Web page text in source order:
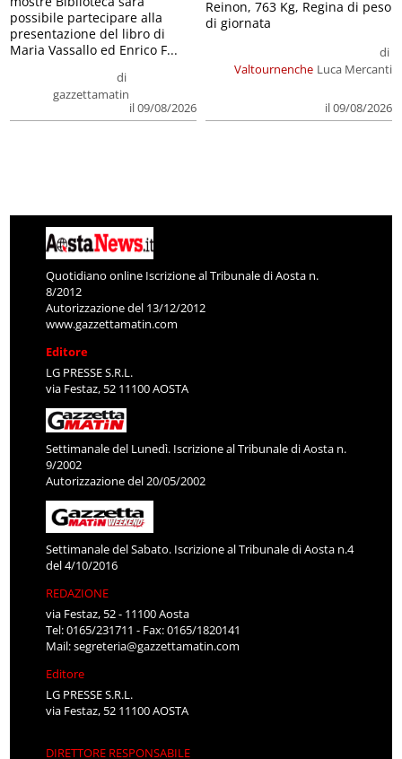
di
gazzettamatin
il 09/08/2026
possibile partecipare alla
presentazione del libro di
Maria Vassallo ed Enrico F...
Valtournenche
di
Luca Mercanti
il 09/08/2026
Reinon, 763 Kg, Regina di peso
di giornata
Quotidiano online Iscrizione al Tribunale di Aosta n.
8/2012
Autorizzazione del 13/12/2012
www.gazzettamatin.com
Editore
LG PRESSE S.R.L.
via Festaz, 52 11100 AOSTA
Settimanale del Lunedì. Iscrizione al Tribunale di Aosta n.
9/2002
Autorizzazione del 20/05/2002
Settimanale del Sabato. Iscrizione al Tribunale di Aosta n.4
del 4/10/2016
REDAZIONE
via Festaz, 52 - 11100 Aosta
Tel: 0165/231711 - Fax: 0165/1820141
Mail:segreteria@gazzettamatin.com
Editore
LG PRESSE S.R.L.
via Festaz, 52 11100 AOSTA
DIRETTORE RESPONSABILE